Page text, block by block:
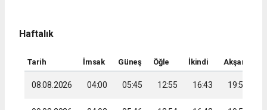
Haftalık
Tarih İmsak Güneş Öğle İkindi Akşam
08.08.2026 04:00 05:45 12:55 16:43 19:54